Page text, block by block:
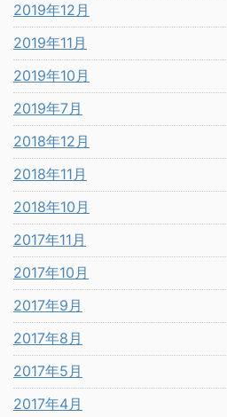
2019年12月
2019年11月
2019年10月
2019年7月
2018年12月
2018年11月
2018年10月
2017年11月
2017年10月
2017年9月
2017年8月
2017年5月
2017年4月